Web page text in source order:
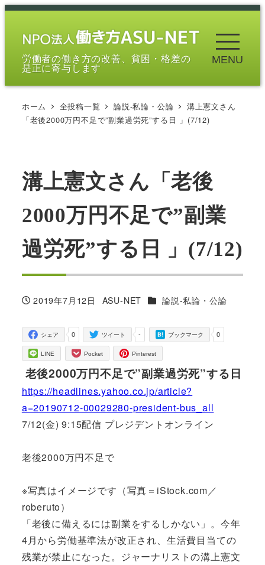
メ
労働者の働き方の改善、貧困・格差の
是正に寄与します
MENU
ホーム 全投稿一覧 論説-私論・公論
溝上憲文さん
「老後2000万円不足で”副業過労死”する日 」(7/12)
溝上憲文さん「老後
2000万円不足で”副業
過労死”する日 」(7/12)
投稿日
2019年7月12日
著
ASU-NET カテゴリー
論説-私論・公論
0
シェア -
ツイート 0
ブックマーク
LINE Pocket Pinterest
老後2000万円不足で”副業過労死”する日
https://headlines.yahoo.co.jp/article?
a=20190712-00029280-president-bus_all
7/12(金) 9:15配信 プレジデントオンライン
老後2000万円不足で
※写真はイメージです（写真＝iStock.com／
roberuto）
「老後に備えるには副業をするしかない」。今年
4月から労働基準法が改正され、生活費目当ての
残業が禁止になった。ジャーナリストの溝上憲文